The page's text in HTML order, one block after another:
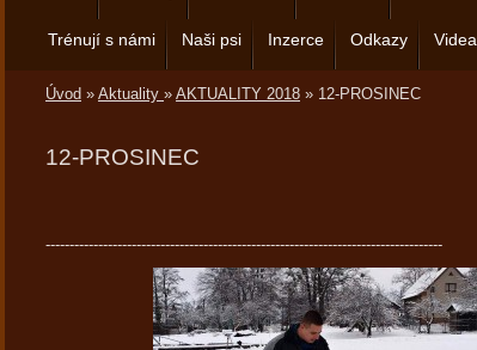
Trénují s námi Naši psi Inzerce Odkazy Videa
Úvod » Aktuality » AKTUALITY 2018 » 12-PROSINEC
12-PROSINEC
-----------------------------------------------------------------------------------